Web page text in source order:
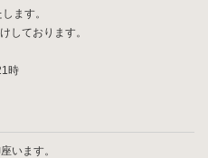
ます。
しております。
時
います。